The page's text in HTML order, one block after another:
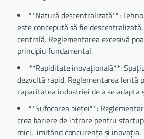
**Natură descentralizată**:
este concepută să fie
centrală. Reglementarea excesivă
principiu fundamental.
**Rapiditate inovațională**:
dezvoltă rapid. Reglementarea lentă
capacitatea industriei de a se adapta
**Sufocarea pieței**:
crea bariere de intrare pentru
mici, limitând concurența și inovația.